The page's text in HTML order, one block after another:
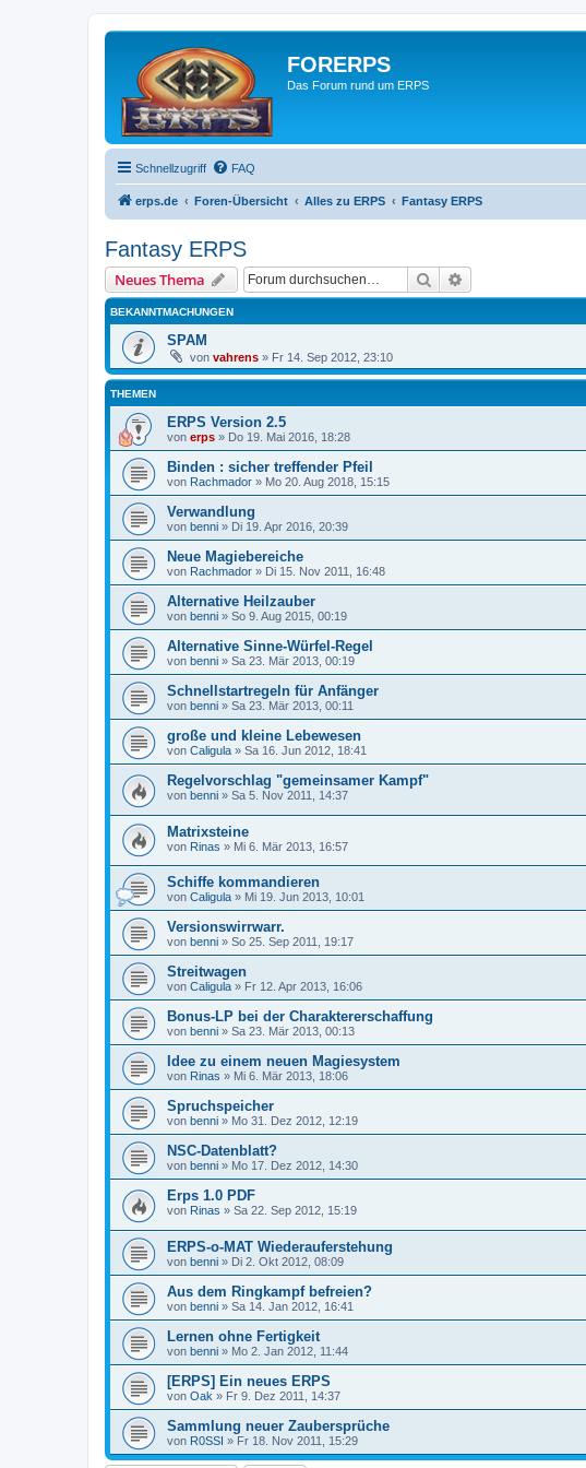
FORERPS
Das Forum rund um ERPS
Schnellzugriff FAQ
erps.de Foren-Übersicht Alles zu ERPS Fantasy ERPS
Fantasy ERPS
Neues Thema Suche
BEKANNTMACHUNGEN
SPAM
von vahrens » Fr 14. Sep 2012, 23:10
THEMEN
ERPS Version 2.5
von erps » Do 19. Mai 2016, 18:28
Binden : sicher treffender Pfeil
von Rachmador » Mo 20. Aug 2018, 15:15
Verwandlung
von benni » Di 19. Apr 2016, 20:39
Neue Magiebereiche
von Rachmador » Di 15. Nov 2011, 16:48
Alternative Heilzauber
von benni » So 9. Aug 2015, 00:19
Alternative Sinne-Würfel-Regel
von benni » Sa 23. Mär 2013, 00:19
Schnellstartregeln für Anfänger
von benni » Sa 23. Mär 2013, 00:11
große und kleine Lebewesen
von Caligula » Sa 16. Jun 2012, 18:41
Regelvorschlag "gemeinsamer Kampf"
von benni » Sa 5. Nov 2011, 14:37
Matrixsteine
von Rinas » Mi 6. Mär 2013, 16:57
Schiffe kommandieren
von Caligula » Mi 19. Jun 2013, 10:01
Versionswirrwarr.
von benni » So 25. Sep 2011, 19:17
Streitwagen
von Caligula » Fr 12. Apr 2013, 16:06
Bonus-LP bei der Charaktererschaffung
von benni » Sa 23. Mär 2013, 00:13
Idee zu einem neuen Magiesystem
von Rinas » Mi 6. Mär 2013, 18:06
Spruchspeicher
von benni » Mo 31. Dez 2012, 12:19
NSC-Datenblatt?
von benni » Mo 17. Dez 2012, 14:30
Erps 1.0 PDF
von Rinas » Sa 22. Sep 2012, 15:19
ERPS-o-MAT Wiederauferstehung
von benni » Di 2. Okt 2012, 08:09
Aus dem Ringkampf befreien?
von benni » Sa 14. Jan 2012, 16:41
Lernen ohne Fertigkeit
von benni » Mo 2. Jan 2012, 11:44
[ERPS] Ein neues ERPS
von Oak » Fr 9. Dez 2011, 14:37
Sammlung neuer Zaubersprüche
von R0SSI » Fr 18. Nov 2011, 15:29